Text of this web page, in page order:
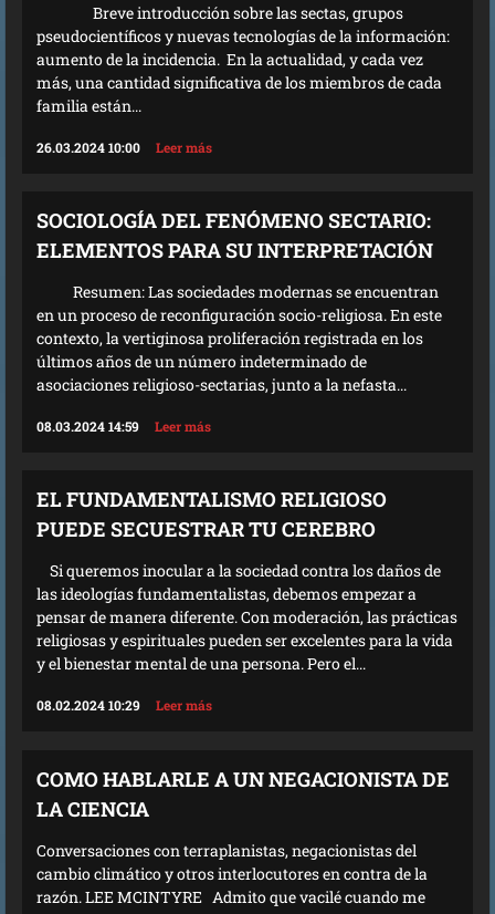
Breve introducción sobre las sectas, grupos
pseudocientíficos y nuevas tecnologías de la información:
aumento de la incidencia. En la actualidad, y cada vez
más, una cantidad significativa de los miembros de cada
familia están...
26.03.2024 10:00 Leer más
SOCIOLOGÍA DEL FENÓMENO SECTARIO:
ELEMENTOS PARA SU INTERPRETACIÓN
Resumen: Las sociedades modernas se encuentran
en un proceso de reconfiguración socio-religiosa. En este
contexto, la vertiginosa proliferación registrada en los
últimos años de un número indeterminado de
asociaciones religioso-sectarias, junto a la nefasta...
08.03.2024 14:59 Leer más
EL FUNDAMENTALISMO RELIGIOSO
PUEDE SECUESTRAR TU CEREBRO
Si queremos inocular a la sociedad contra los daños de
las ideologías fundamentalistas, debemos empezar a
pensar de manera diferente. Con moderación, las prácticas
religiosas y espirituales pueden ser excelentes para la vida
y el bienestar mental de una persona. Pero el...
08.02.2024 10:29 Leer más
COMO HABLARLE A UN NEGACIONISTA DE
LA CIENCIA
Conversaciones con terraplanistas, negacionistas del
cambio climático y otros interlocutores en contra de la
razón. LEE MCINTYRE Admito que vacilé cuando me